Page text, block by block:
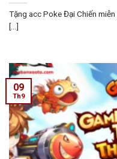
Tặng acc Poke Đại Chiến
[...]
09
Th9